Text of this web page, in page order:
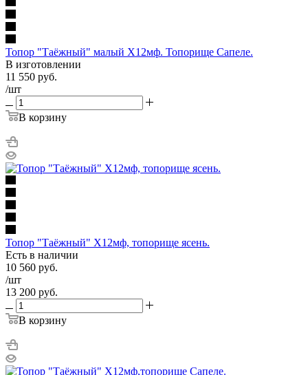
Топор "Таёжный" малый Х12мф. Топорище Сапеле.
В изготовлении
11 550 руб.
/шт
В корзину
Топор "Таёжный" Х12мф, топорище ясень.
Есть в наличии
10 560 руб.
/шт
13 200 руб.
В корзину